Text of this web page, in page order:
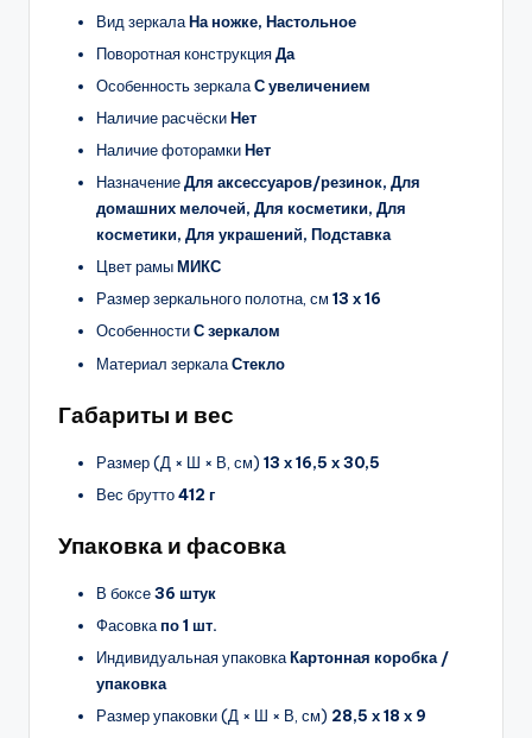
Вид зеркалаНа ножке, Настольное
Поворотная конструкцияДа
Особенность зеркалаС увеличением
Наличие расчёскиНет
Наличие фоторамкиНет
НазначениеДля аксессуаров/резинок, Для
домашних мелочей, Для косметики, Для
косметики, Для украшений, Подставка
Цвет рамыМИКС
Размер зеркального полотна, см 13 х 16
ОсобенностиС зеркалом
Материал зеркалаСтекло
Габариты и вес
Размер (Д × Ш × В, см) 13 х 16,5 х 30,5
Вес брутто412 г
Упаковка и фасовка
В боксе36 штук
Фасовкапо 1 шт.
Индивидуальная упаковкаКартонная коробка /
упаковка
Размер упаковки (Д × Ш × В, см) 28,5 х 18 х 9